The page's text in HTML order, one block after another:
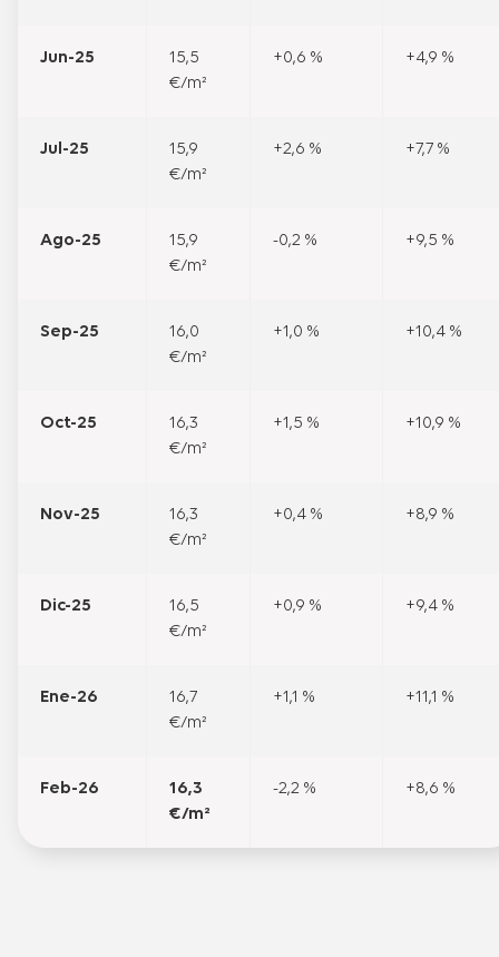
Jun-25
15,5
€/m²
+0,6 % +4,9 %
Jul-25
15,9
€/m²
+2,6 % +7,7 %
Ago-25
15,9
€/m²
-0,2 % +9,5 %
Sep-25
16,0
€/m²
+1,0 % +10,4 %
Oct-25
16,3
€/m²
+1,5 % +10,9 %
Nov-25
16,3
€/m²
+0,4 % +8,9 %
Dic-25
16,5
€/m²
+0,9 % +9,4 %
Ene-26
16,7
€/m²
+1,1 % +11,1 %
Feb-26
16,3
€/m²
-2,2 % +8,6 %